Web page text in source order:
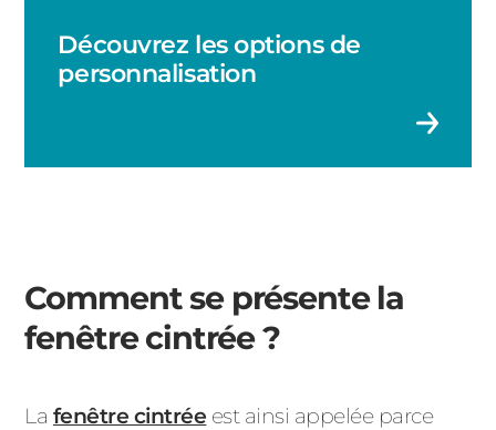
Découvrez les options de
personnalisation
Comment se présente la
fenêtre cintrée ?
La fenêtre cintrée est ainsi appelée parce